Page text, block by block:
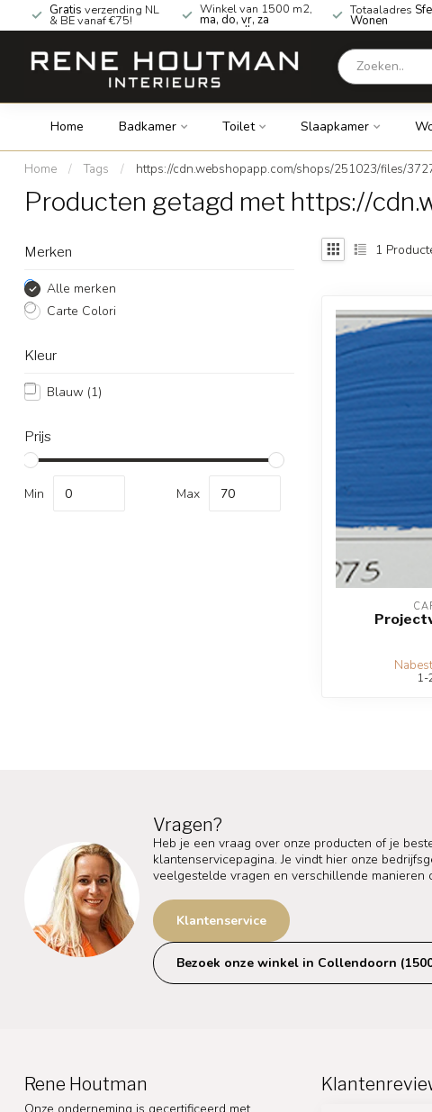
Gratis verzending NL
& BE vanaf €75!
Winkel van 1500 m2,
ma, do, vr, za
geopend!
Totaaladres
Wonen
Home Badkamer Toilet Slaapkamer
Home / Tags / https://cdn.webshopapp.com/shops/251023/files/
Producten getagd met https://
Merken
Alle merken
Carte Colori
Kleur
Blauw (1)
Prijs
Min Max
1
1-
Vragen?
Heb je een vraag over onze producten of je
klantenservicepagina. Je vindt hier onze
veelgestelde vragen en verschillende manieren
Klantenservice
Bezoek onze winkel in Collendoorn
Rene Houtman